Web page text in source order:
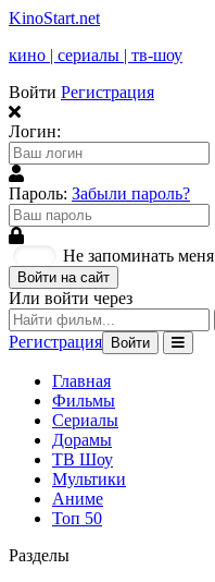
KinoStart.net
кино | сериалы | тв-шоу
Войти Регистрация
Логин:
Пароль: Забыли пароль?
Не запоминать меня
Войти на сайт
Или войти через
Регистрация Войти
Главная
Фильмы
Сериалы
Дорамы
ТВ Шоу
Мультики
Аниме
Топ 50
Разделы